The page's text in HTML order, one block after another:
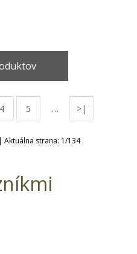
4 5 … >|
| Aktuálna strana: 1/134